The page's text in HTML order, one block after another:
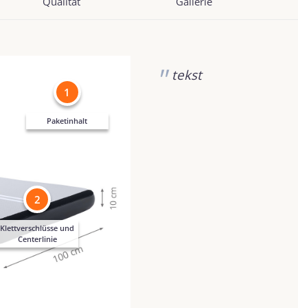
Paketinhalt
1
Klettverschlüsse und
Centerlinie
2
tekst